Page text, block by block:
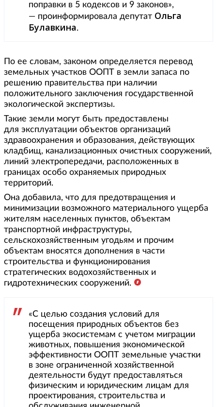
поправки в 5 кодексов и 9 законов»,
— проинформировала депутат Ольга
Булавкина.
По ее словам, законом определяется перевод
земельных участков ООПТ в земли запаса по
решению правительства при наличии
положительного заключения государственной
экологической экспертизы.
Такие земли могут быть предоставлены
для эксплуатации объектов организаций
здравоохранения и образования, действующих
кладбищ, канализационных очистных сооружений,
линий электропередачи, расположенных в
границах особо охраняемых природных
территорий.
Она добавила, что для предотвращения и
минимизации возможного материального ущерба
жителям населенных пунктов, объектам
транспортной инфраструктуры,
сельскохозяйственным угодьям и прочим
объектам вносятся дополнения в части
строительства и функционирования
стратегических водохозяйственных и
гидротехнических сооружений.
«С целью создания условий для
посещения природных объектов без
ущерба экосистемам с учетом миграции
животных, повышения экономической
эффективности ООПТ земельные участки
в зоне ограниченной хозяйственной
деятельности будут предоставляться
физическим и юридическим лицам для
проектирования, строительства и